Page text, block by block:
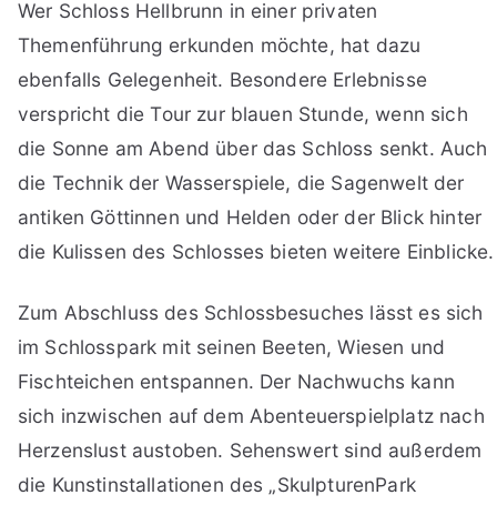
Wer Schloss Hellbrunn in einer privaten
Themenführung erkunden möchte, hat dazu
ebenfalls Gelegenheit. Besondere Erlebnisse
verspricht die Tour zur blauen Stunde, wenn sich
die Sonne am Abend über das Schloss senkt. Auch
die Technik der Wasserspiele, die Sagenwelt der
antiken Göttinnen und Helden oder der Blick hinter
die Kulissen des Schlosses bieten weitere Einblicke.
Zum Abschluss des Schlossbesuches lässt es sich
im Schlosspark mit seinen Beeten, Wiesen und
Fischteichen entspannen. Der Nachwuchs kann
sich inzwischen auf dem Abenteuerspielplatz nach
Herzenslust austoben. Sehenswert sind außerdem
die Kunstinstallationen des „SkulpturenPark